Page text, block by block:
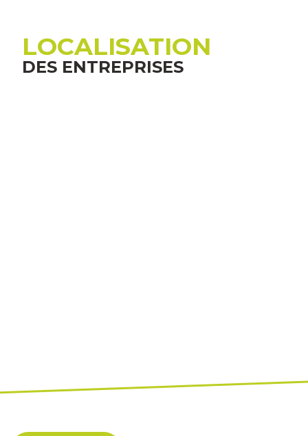
LOCALISATION
DES ENTREPRISES